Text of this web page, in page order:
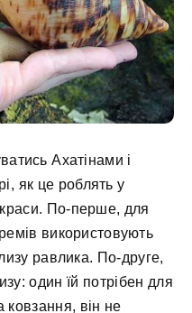
Ахатінами і
як це роблять у
По-перше, для
використовують
равлика. По-друге,
один їй потрібен для
він не